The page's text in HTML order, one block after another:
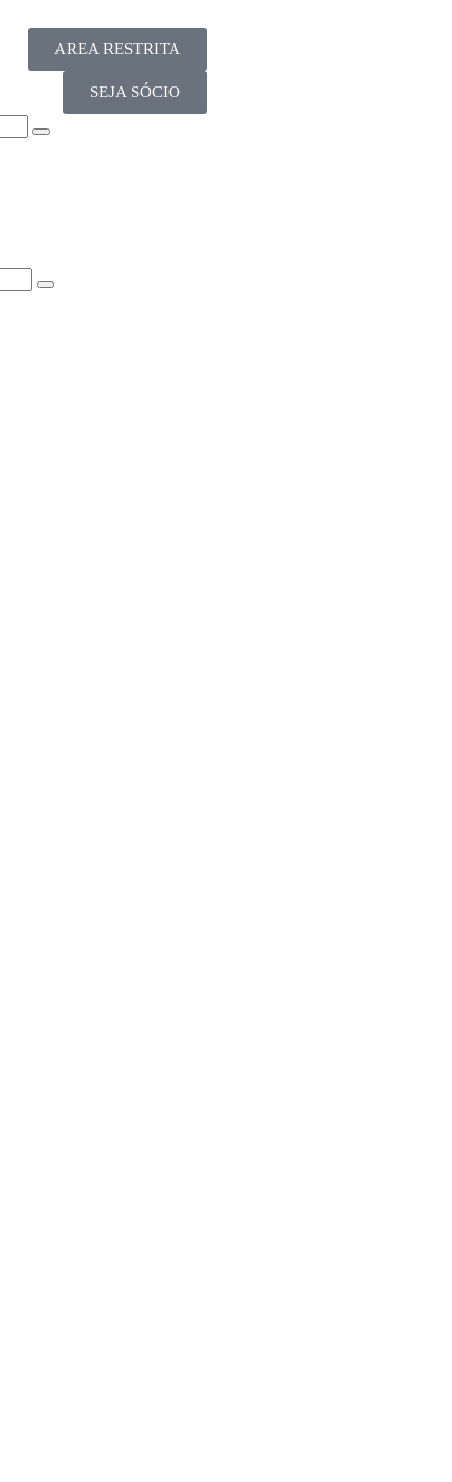
AREA RESTRITA
SEJA SÓCIO